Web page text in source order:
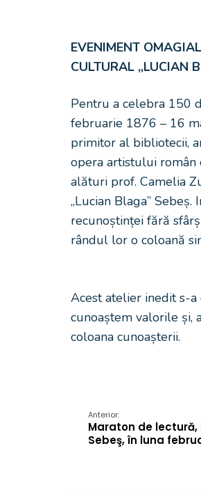
EVENIMENT
CULTURAL „LUCIAN
Pentru a celebra 150
februarie 1876 – 16
primitor al bibliotecii,
opera artistului
alături prof. Camelia
„Lucian Blaga”
recunoștinței fără
rândul lor o coloană
Acest atelier inedit s-a
cunoaștem valorile și,
coloana cunoașterii.
Anterior:
Maraton de lectură,
Sebeş, în luna